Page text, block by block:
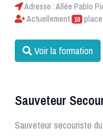
Adresse : Allée Pablo
Actuellement 10
Voir la formation
Sauveteur
Sauveteur secouriste